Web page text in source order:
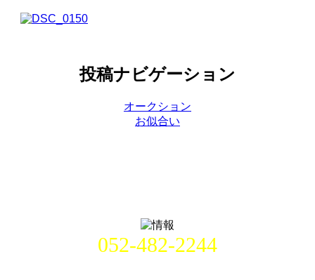
投稿ナビゲーション
オークション
お似合い
052-482-2244